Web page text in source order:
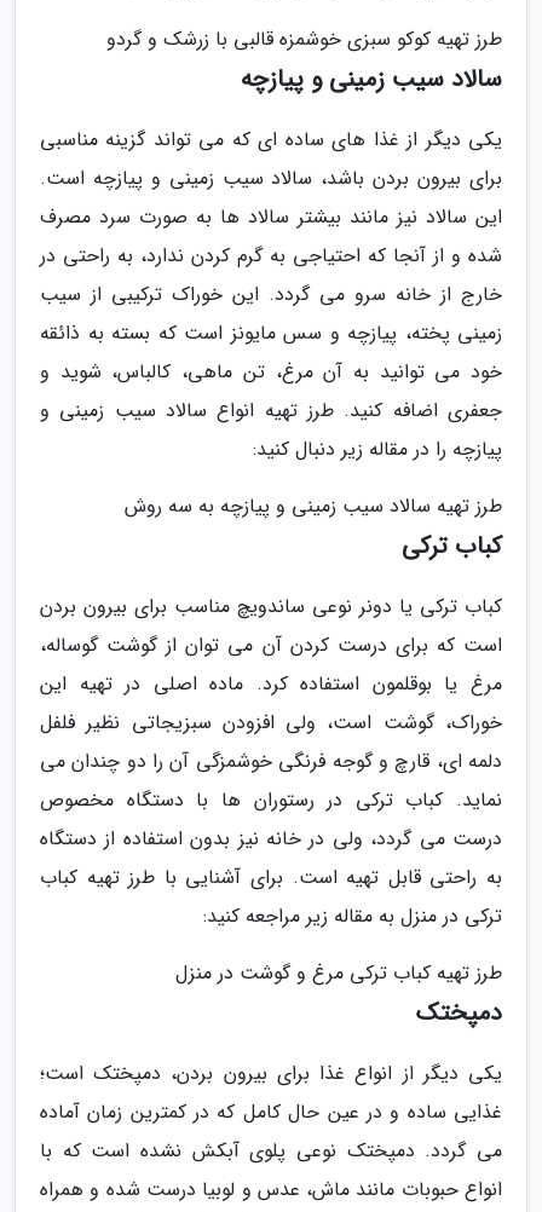
طرز تهیه کوکو سبزی خوشمزه قالبی با زرشک و گردو
سالاد سیب زمینی و پیازچه
یکی دیگر از غذا های ساده ای که می تواند گزینه مناسبی
برای بیرون بردن باشد، سالاد سیب زمینی و پیازچه است.
این سالاد نیز مانند بیشتر سالاد ها به صورت سرد مصرف
شده و از آنجا که احتیاجی به گرم کردن ندارد، به راحتی در
خارج از خانه سرو می گردد. این خوراک ترکیبی از سیب
زمینی پخته، پیازچه و سس مایونز است که بسته به ذائقه
خود می توانید به آن مرغ، تن ماهی، کالباس، شوید و
جعفری اضافه کنید. طرز تهیه انواع سالاد سیب زمینی و
پیازچه را در مقاله زیر دنبال کنید:
طرز تهیه سالاد سیب زمینی و پیازچه به سه روش
کباب ترکی
کباب ترکی یا دونر نوعی ساندویچ مناسب برای بیرون بردن
است که برای درست کردن آن می توان از گوشت گوساله،
مرغ یا بوقلمون استفاده کرد. ماده اصلی در تهیه این
خوراک، گوشت است، ولی افزودن سبزیجاتی نظیر فلفل
دلمه ای، قارچ و گوجه فرنگی خوشمزگی آن را دو چندان می
نماید. کباب ترکی در رستوران ها با دستگاه مخصوص
درست می گردد، ولی در خانه نیز بدون استفاده از دستگاه
به راحتی قابل تهیه است. برای آشنایی با طرز تهیه کباب
ترکی در منزل به مقاله زیر مراجعه کنید:
طرز تهیه کباب ترکی مرغ و گوشت در منزل
دمپختک
یکی دیگر از انواع غذا برای بیرون بردن، دمپختک است؛
غذایی ساده و در عین حال کامل که در کمترین زمان آماده
می گردد. دمپختک نوعی پلوی آبکش نشده است که با
انواع حبوبات مانند ماش، عدس و لوبیا درست شده و همراه